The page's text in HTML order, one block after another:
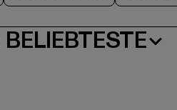
BELIEBTESTE